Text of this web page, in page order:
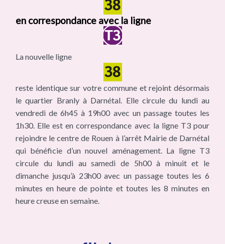
en correspondance avec la ligne
La nouvelle ligne
reste identique sur votre commune et rejoint désormais
le quartier Branly à Darnétal. Elle circule du lundi au
vendredi de 6h45 à 19h00 avec un passage toutes les
1h30. Elle est en correspondance avec la ligne T3 pour
rejoindre le centre de Rouen à l’arrêt Mairie de Darnétal
qui bénéficie d’un nouvel aménagement. La ligne T3
circule du lundi au samedi de 5h00 à minuit et le
dimanche jusqu’à 23h00 avec un passage toutes les 6
minutes en heure de pointe et toutes les 8 minutes en
heure creuse en semaine.